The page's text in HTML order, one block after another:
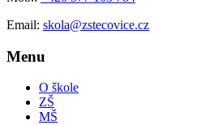
Email: skola@zstecovice.cz
Menu
O škole
ZŠ
MŠ